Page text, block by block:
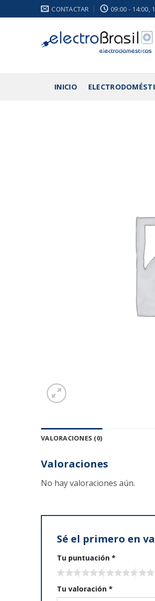
al
CONTACTAR 09:00 - 14:00,
INICIO
VALORACIONES (0)
Valoraciones
No hay valoraciones aún.
Sé el primero en
Tu puntuación *
Tu valoración *